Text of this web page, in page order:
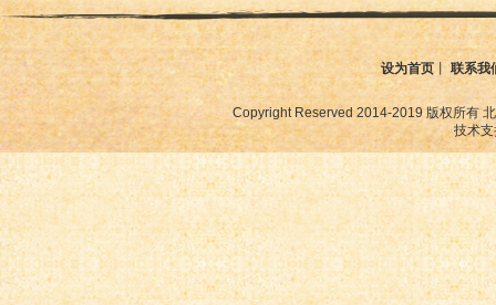
设为首页丨联系我
Copyright Reserved 2014-2019 版权所有
技术